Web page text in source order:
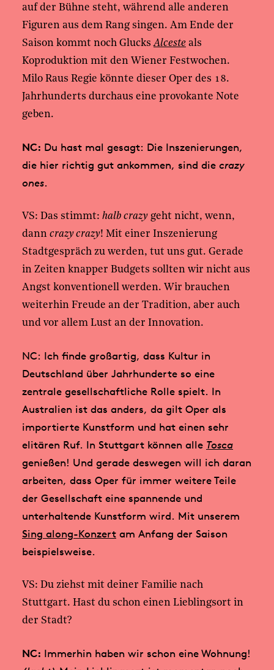
auf der Bühne steht, während alle anderen
Figuren aus dem Rang singen. Am Ende der
Saison kommt noch GlucksAlceste als
Koproduktion mit den Wiener Festwochen.
Milo Raus Regie könnte dieser Oper des 18.
Jahrhunderts durchaus eine provokante Note
geben.
NC: Du hast mal gesagt: Die Inszenierungen,
die hier richtig gut ankommen, sind die crazy
ones.
VS: Das stimmt: halb crazy geht nicht, wenn,
dann crazy crazy! Mit einer Inszenierung
Stadtgespräch zu werden, tut uns gut. Gerade
in Zeiten knapper Budgets sollten wir nicht aus
Angst konventionell werden. Wir brauchen
weiterhin Freude an der Tradition, aber auch
und vor allem Lust an der Innovation.
NC: Ich finde großartig, dass Kultur in
Deutschland über Jahrhunderte so eine
zentrale gesellschaftliche Rolle spielt. In
Australien ist das anders, da gilt Oper als
importierte Kunstform und hat einen sehr
elitären Ruf. In Stuttgart können alle Tosca
genießen! Und gerade deswegen will ich daran
arbeiten, dass Oper für immer weitere Teile
der Gesellschaft eine spannende und
unterhaltende Kunstform wird. Mit unserem
Sing along-Konzert am Anfang der Saison
beispielsweise.
VS: Du ziehst mit deiner Familie nach
Stuttgart. Hast du schon einen Lieblingsort in
der Stadt?
NC: Immerhin haben wir schon eine Wohnung!